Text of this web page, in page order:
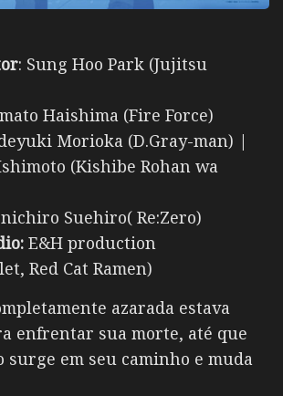
: Sung Hoo Park (Jujitsu
Haishima (Fire Force)
Morioka (D.Gray-man) |
(Kishibe Rohan wa
Suehiro( Re:Zero)
E&H production
Red Cat Ramen)
azarada estava
enfrentar sua morte, até que
em seu caminho e muda